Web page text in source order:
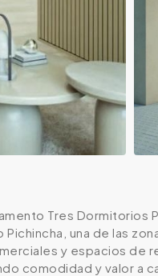
Tres Dormitorios
Pichincha, una de las
y espacios de
comodidad y valor a